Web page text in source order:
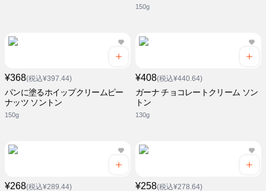
150g
¥368(税込¥397.44)
パンに塗るホイップクリームピー
ナッツ ソントン
150g
¥408(税込¥440.64)
ガーナ チョコレートクリーム ソン
トン
130g
¥268(税込¥289.44) ¥258(税込¥278.64)